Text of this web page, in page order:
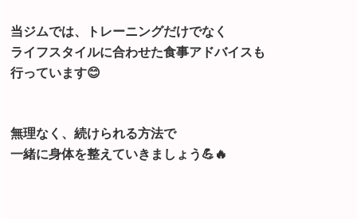
当ジムでは、
トレーニングだけでなく
ライフスタイルに合わせた食事アドバイスも
行っています😊
無理なく、続けられる方法で
一緒に身体を整えていきましょう💪🔥